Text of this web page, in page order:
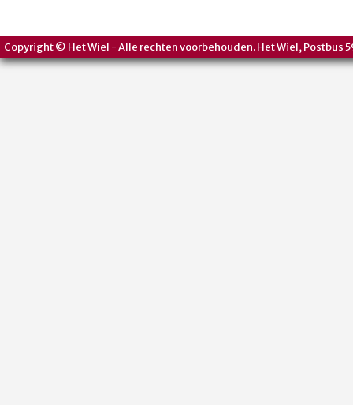
Copyright © Het Wiel - Alle rechten voorbehouden. Het Wiel, Postbus